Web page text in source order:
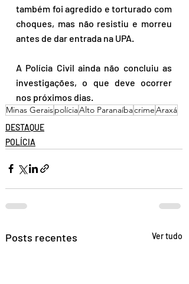
também foi agredido e torturado com
choques, mas não resistiu e morreu
antes de dar entrada na UPA.
A Polícia Civil ainda não concluiu as
investigações, o que deve ocorrer
nos próximos dias.
Minas GeraispolíciaAlto ParanaíbacrimeAraxá
DESTAQUE
POLÍCIA
Posts recentes Ver tudo